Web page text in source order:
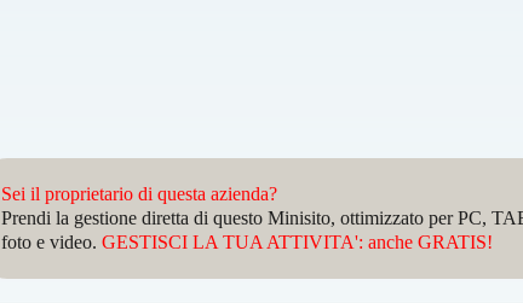
Sei il proprietario di questa azienda?
Prendi la gestione diretta di questo Minisito, ottimizzato per PC,
foto e video. GESTISCI LA TUA ATTIVITA': anche GRATIS!